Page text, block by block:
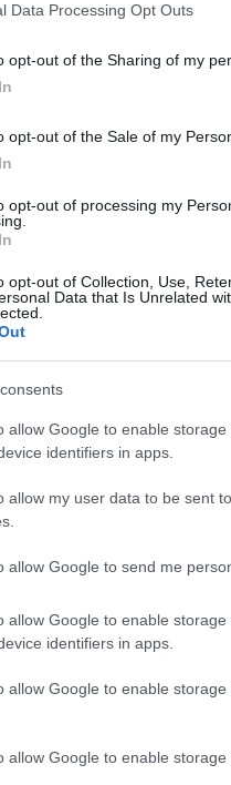
Data Processing Opt Outs
opt-out of the Sharing of my
opt-out of the Sale of my
opt-out of processing my
opt-out of Collection, Use,
Data that Is Unrelated
allow Google to enable
identifiers in apps.
allow my user data to be sent
allow Google to send me
allow Google to enable
identifiers in apps.
allow Google to enable
allow Google to enable storage
l’urgenza,
la situazione
con le
Inoltre, abbiamo
e Giacomo, che
del
gara contro
bassa nella
di superare i
si sono rivelati
questo contesto,